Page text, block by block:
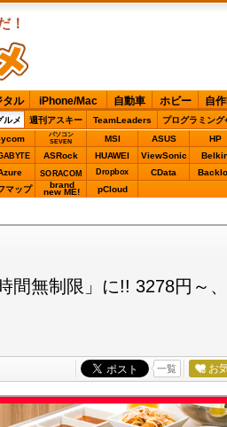
！
タル iPhone/Mac 自動車 ホビー 自
ルメ 週刊アスキー TeamLeaders プログラミング
パソコン
SEVEN
MSI ASUS HP
ASRock HUAWEI ViewSonic
SORACOM Dropbox CData
マップ brand
new ME! pCloud
間無制限」に!! 3278円～
一覧 お